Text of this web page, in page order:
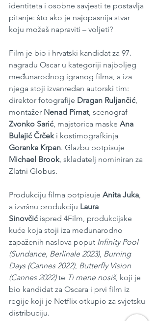
identiteta i osobne savjesti te postavlja
pitanje: što ako je najopasnija stvar
koju možeš napraviti – voljeti?
Film je bio i hrvatski kandidat za 97.
nagradu Oscar u kategoriji najboljeg
međunarodnog igranog filma, a iza
njega stoji izvanredan autorski tim:
direktor fotografije Dragan Ruljančić
montažer Nenad Pirnat, scenograf
Zvonko Sarić , majstorica maske Ana
Bulajić Črček i kostimografkinja
Goranka Krpan. Glazbu potpisuje
Michael Brook, skladatelj nominiran za
Zlatni Globus.
Produkciju filma potpisuje Anita Juka
a izvršnu produkciju Laura
Sinovčić ispred 4Film, produkcijske
kuće koja stoji iza međunarodno
zapaženih naslova poput Infinity Pool
(Sundance, Berlinale 2023), Burning
Days (Cannes 2022), Butterfly Vision
(Cannes 2022) te Ti mene nosiš, koji je
bio kandidat za Oscara i prvi film iz
regije koji je Netflix otkupio za svjetsku
distribuciju.